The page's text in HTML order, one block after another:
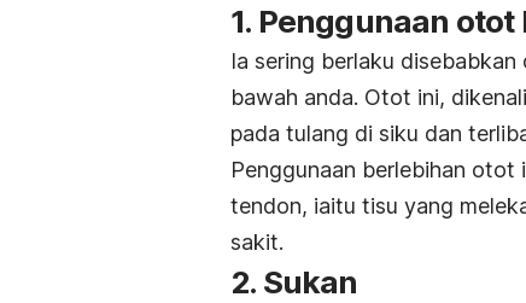
1. Penggunaan
Ia sering berlaku
bawah anda. Otot ini,
pada tulang di siku dan
Penggunaan berlebihan
tendon, iaitu tisu yang
sakit.
2. Sukan